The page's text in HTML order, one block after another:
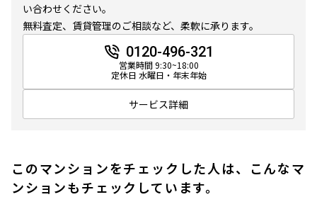
い合わせください。
無料査定、賃貸管理のご相談など、柔軟に承ります。
0120-496-321
営業時間 9:30~18:00
定休日 水曜日・年末年始
サービス詳細
このマンションをチェックした人は、こんなマ
ンションもチェックしています。